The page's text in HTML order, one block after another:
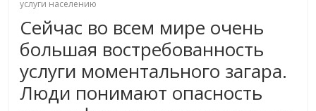
услуги населению
Сейчас во всем мире очень
большая востребованность
услуги моментального загара.
Люди понимают опасность